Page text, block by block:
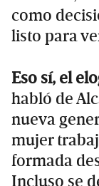
como
listo para
Eso sí, el
habló de
nueva
mujer
formada
Incluso se